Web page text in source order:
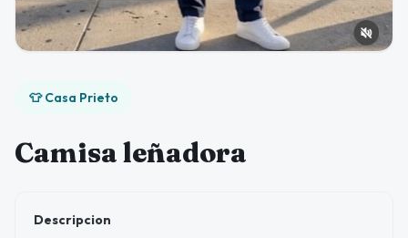
👕 Casa Prieto
Camisa leñadora
Descripcion